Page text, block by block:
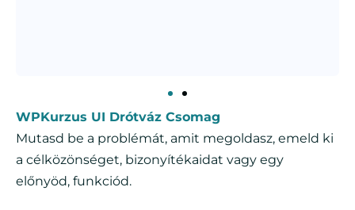
WPKurzus UI Drótváz Csomag
Mutasd be a problémát, amit megoldasz, emeld ki
a célközönséget, bizonyítékaidat vagy egy
előnyöd, funkciód.